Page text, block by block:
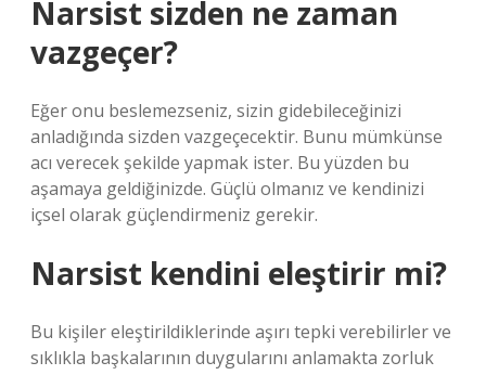
Narsist sizden ne zaman
vazgeçer?
Eğer onu beslemezseniz, sizin gidebileceğinizi
anladığında sizden vazgeçecektir. Bunu mümkünse
acı verecek şekilde yapmak ister. Bu yüzden bu
aşamaya geldiğinizde. Güçlü olmanız ve kendinizi
içsel olarak güçlendirmeniz gerekir.
Narsist kendini eleştirir mi?
Bu kişiler eleştirildiklerinde aşırı tepki verebilirler ve
sıklıkla başkalarının duygularını anlamakta zorluk